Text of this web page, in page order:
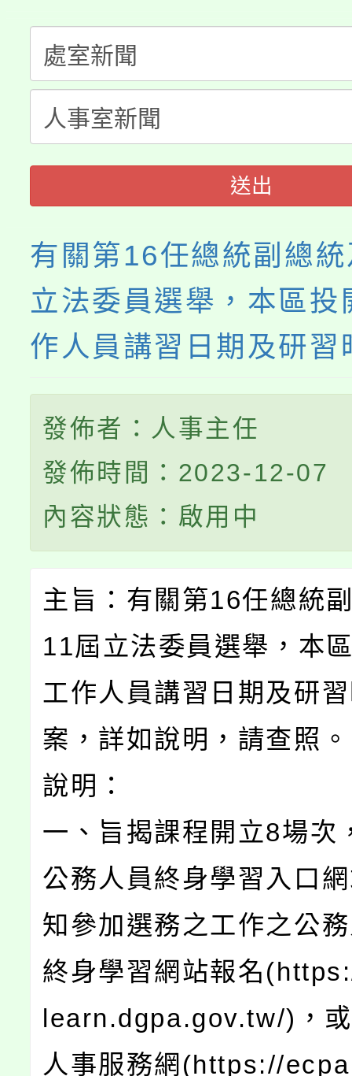
半價優惠，詳情可洽有
者。
份教師增能研習
大溪自造教育及科技中
份教師研習
淨零綠生活教案入校路
會
115年食農教育專業人
程
送出
有關第16任總統副總
立法委員選舉，本區投
作人員講習日期及研習
發佈者：人事主任
發佈時間：2023-12-07
內容狀態：啟用中
主旨：有關第16任總統
11屆立法委員選舉，本
工作人員講習日期及研
案，詳如說明，請查照。
說明：
一、旨揭課程開立8場次
公務人員終身學習入口
知參加選務之工作之公
終身學習網站報名
learn.dgpa.gov.tw/)，
人事服務網(https://